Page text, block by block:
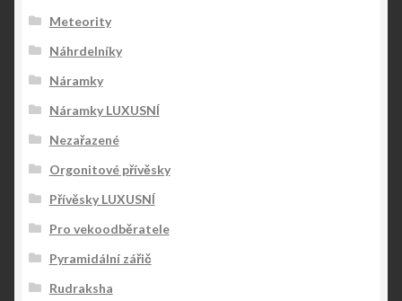
Meteority
Náhrdelníky
Náramky
Náramky LUXUSNÍ
Nezařazené
Orgonitové přívěsky
Přívěsky LUXUSNÍ
Pro vekoodběratele
Pyramidální zářič
Rudraksha